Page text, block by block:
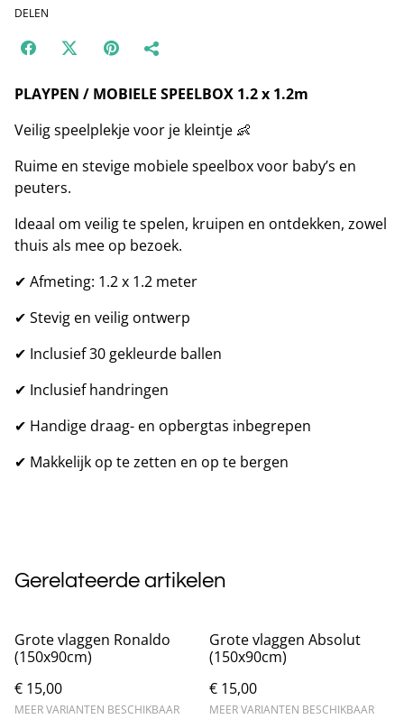
DELEN
PLAYPEN / MOBIELE SPEELBOX 1.2 x 1.2m
Veilig speelplekje voor je kleintje 👶
Ruime en stevige mobiele speelbox voor baby’s en
peuters.
Ideaal om veilig te spelen, kruipen en ontdekken, zowel
thuis als mee op bezoek.
✔ Afmeting: 1.2 x 1.2 meter
✔ Stevig en veilig ontwerp
✔ Inclusief 30 gekleurde ballen
✔ Inclusief handringen
✔ Handige draag- en opbergtas inbegrepen
✔ Makkelijk op te zetten en op te bergen
Gerelateerde artikelen
Grote vlaggen Ronaldo
(150x90cm)
€ 15,00
MEER VARIANTEN BESCHIKBAAR
Grote vlaggen Absolut
(150x90cm)
€ 15,00
MEER VARIANTEN BESCHIKBAAR